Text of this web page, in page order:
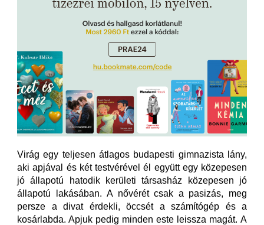
Virág egy teljesen átlagos budapesti gimnazista lány,
aki apjával és két testvérével él együtt egy közepesen
jó állapotú hatodik kerületi társasház közepesen jó
állapotú lakásában. A nővérét csak a pasizás, meg
persze a divat érdekli, öccsét a számítógép és a
kosárlabda. Apjuk pedig minden este leissza magát. A